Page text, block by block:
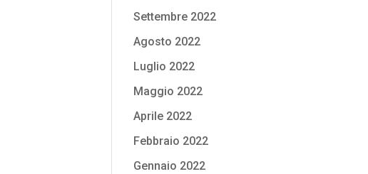
Settembre 2022
Agosto 2022
Luglio 2022
Maggio 2022
Aprile 2022
Febbraio 2022
Gennaio 2022